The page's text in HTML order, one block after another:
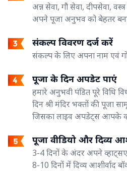
अन्न सेवा, गौ सेवा, दीपसेवा,
अपने पूजा अनुभव को बेहतर
संकल्प विवरण दर्ज करें
संकल्प के लिए अपना नाम एवं
पूजा के दिन अपडेट पाएं
हमारे अनुभवी पंडित पूरे विधि
दिन श्री मंदिर भक्तों की पूजा
जिसका लाइव अपडेट्स आपके
पूजा वीडियो और दिव्य
3-4 दिनों के अंदर अपने
8-10 दिनों में दिव्य आशीर्वाद